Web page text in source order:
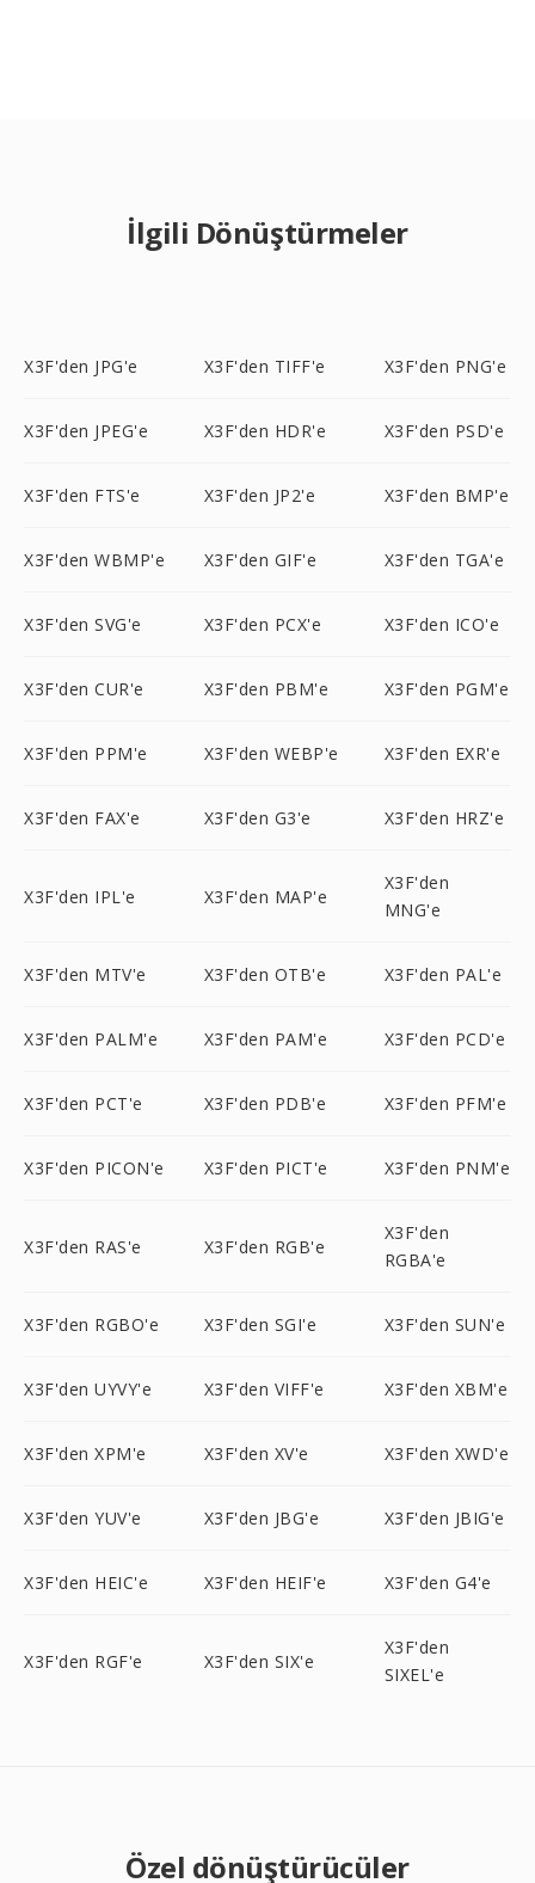
İlgili Dönüştürmeler
X3F'den JPG'e X3F'den TIFF'e X3F'den PNG'e
X3F'den JPEG'e X3F'den HDR'e X3F'den PSD'e
X3F'den FTS'e X3F'den JP2'e X3F'den BMP'e
X3F'den WBMP'e X3F'den GIF'e X3F'den TGA'e
X3F'den SVG'e X3F'den PCX'e X3F'den ICO'e
X3F'den CUR'e X3F'den PBM'e X3F'den PGM'e
X3F'den PPM'e X3F'den WEBP'e X3F'den EXR'e
X3F'den FAX'e X3F'den G3'e X3F'den HRZ'e
X3F'den IPL'e X3F'den MAP'e
X3F'den
MNG'e
X3F'den MTV'e X3F'den OTB'e X3F'den PAL'e
X3F'den PALM'e X3F'den PAM'e X3F'den PCD'e
X3F'den PCT'e X3F'den PDB'e X3F'den PFM'e
X3F'den PICON'e X3F'den PICT'e X3F'den PNM'e
X3F'den RAS'e X3F'den RGB'e
X3F'den
RGBA'e
X3F'den RGBO'e X3F'den SGI'e X3F'den SUN'e
X3F'den UYVY'e X3F'den VIFF'e X3F'den XBM'e
X3F'den XPM'e X3F'den XV'e X3F'den XWD'e
X3F'den YUV'e X3F'den JBG'e X3F'den JBIG'e
X3F'den HEIC'e X3F'den HEIF'e X3F'den G4'e
X3F'den RGF'e X3F'den SIX'e
X3F'den
SIXEL'e
Özel dönüştürücüler